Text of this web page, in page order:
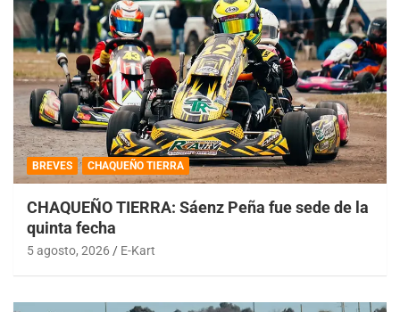
BREVES CHAQUEÑO TIERRA
CHAQUEÑO TIERRA: Sáenz Peña fue sede de la
quinta fecha
5 agosto, 2026 E-Kart